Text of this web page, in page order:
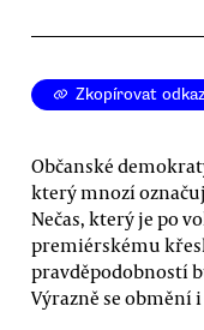
Zkopírovat odkaz
Občanské
který mnozí
Nečas, který je po
premiérskému
pravděpodobností
Výrazně se obmění